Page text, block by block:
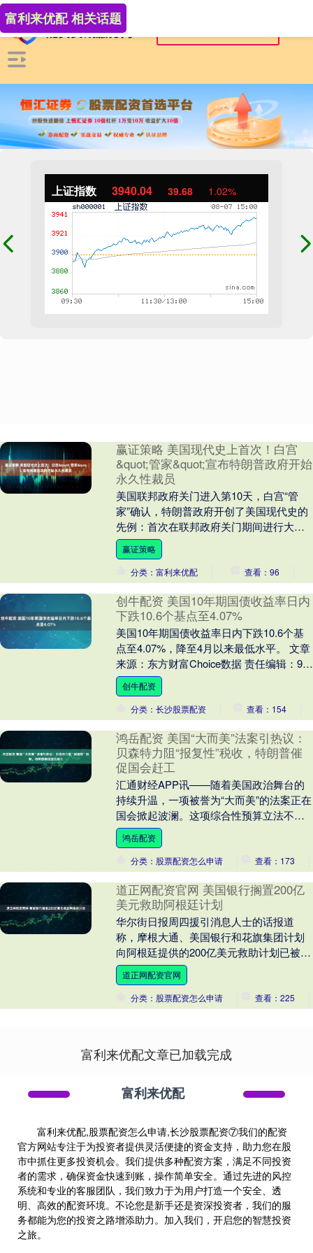
上证指数 3940.04 39.68 1.02%
富利来优配 相关话题
赢证策略 美国现代史上首次！白宫
&quot;管家&quot;宣布特朗普政府开始
永久性裁员
美国联邦政府关门进入第10天，白宫“管
家”确认，特朗普政府开创了美国现代史的
先例：首次在联邦政府关门期间进行大规
模永久性裁员。 美东时间10月10日周五，
白宫管....
赢证策略
分类：富利来优配
查看：96
创牛配资 美国10年期国债收益率日内
下跌10.6个基点至4.07%
美国10年期国债收益率日内下跌10.6个基
点至4.07%，降至4月以来最低水平。 文章
来源：东方财富Choice数据 责任编辑：98
郑重声明：东方财富发布此内....
创牛配资
分类：长沙股票配资
查看：154
鸿岳配资 美国“大而美”法案引热议：
贝森特力阻“报复性”税收，特朗普催
促国会赶工
汇通财经APP讯——随着美国政治舞台的
持续升温，一项被誉为“大而美”的法案正在
国会掀起波澜。这项综合性预算立法不仅
涉及税收、医疗、边境安全和军事支出等
多个领域，....
鸿岳配资
分类：股票配资怎么申请
查看：173
道正网配资官网 美国银行搁置200亿
美元救助阿根廷计划
华尔街日报周四援引消息人士的话报道
称，摩根大通、美国银行和花旗集团计划
向阿根廷提供的200亿美元救助计划已被搁
置，银行家们转而寻求规模较小的短期贷
款方案。10 ....
道正网配资官网
分类：股票配资怎么申请
查看：225
富利来优配文章已加载完成
富利来优配
富利来优配,股票配资怎么申请,长沙股票配资⑦我们的配资
官方网站专注于为投资者提供灵活便捷的资金支持，助力您在股
市中抓住更多投资机会。我们提供多种配资方案，满足不同投资
者的需求，确保资金快速到账，操作简单安全。通过先进的风控
系统和专业的客服团队，我们致力于为用户打造一个安全、透
明、高效的配资环境。不论您是新手还是资深投资者，我们的服
务都能为您的投资之路增添助力。加入我们，开启您的智慧投资
之旅。